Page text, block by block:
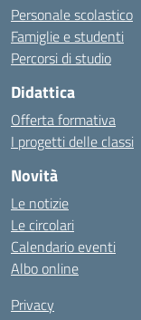
Personale scolastico
Famiglie e studenti
Percorsi di studio
Didattica
Offerta formativa
I progetti delle classi
Novità
Le notizie
Le circolari
Calendario eventi
Albo online
Privacy